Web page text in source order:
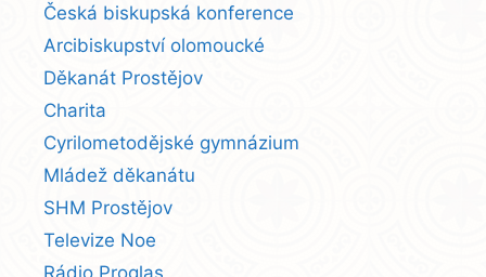
Česká biskupská konference
Arcibiskupství olomoucké
Děkanát Prostějov
Charita
Cyrilometodějské gymnázium
Mládež děkanátu
SHM Prostějov
Televize Noe